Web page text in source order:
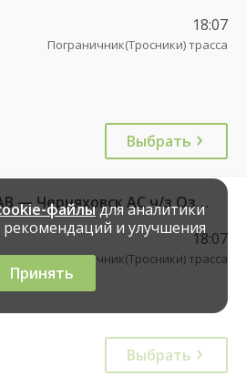
18:07
Пограничник(Тросники) трасса
Выбрать
567А Калининград АВ — Черняховск АС ч/з Озерки п., Правдинск КДП, Железнодорожный КДП
18:07
Пограничник(Тросники) трасса
Выбрать
файлыдля аналитики
и улучшения
Принять